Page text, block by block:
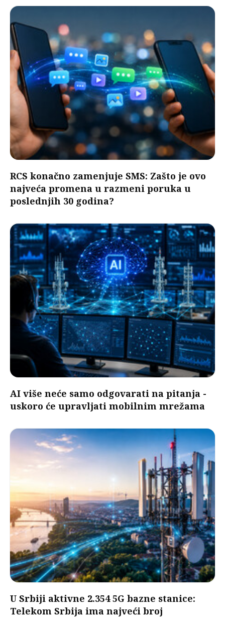
RCS konačno zamenjuje SMS: Zašto je ovo
najveća promena u razmeni poruka u
poslednjih 30 godina?
AI više neće samo odgovarati na pitanja -
uskoro će upravljati mobilnim mrežama
U Srbiji aktivne 2.354 5G bazne stanice:
Telekom Srbija ima najveći broj